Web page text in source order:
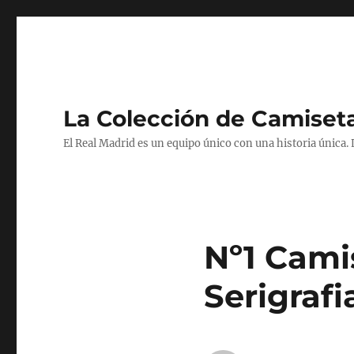
La Colección de
El Real Madrid es un equipo único con una historia
Nº1